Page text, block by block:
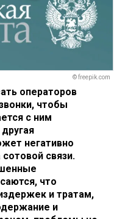
© freepik.com
операторов
чтобы
с ним
негативно
связи.
что
и тратам,
и